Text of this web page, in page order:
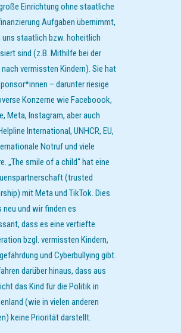
Einrichtung ohne staatliche
Aufgaben übernimmt,
uns staatlich bzw. hoheitlich
sind (z.B. Mithilfe bei der
nach vermissten Kindern). Sie hat
– darunter riesige
Konzerne wie Faceboook,
Meta, Instagram, aber auch
International, UNHCR, EU,
Notruf und viele
„The smile of a child“ hat eine
(trusted
mit Meta und TikTok. Dies
neu und wir finden es
dass es eine vertiefte
bzgl. vermissten Kindern,
und Cyberbullying gibt.
darüber hinaus, dass aus
das Kind für die Politik in
(wie in vielen anderen
keine Priorität darstellt.